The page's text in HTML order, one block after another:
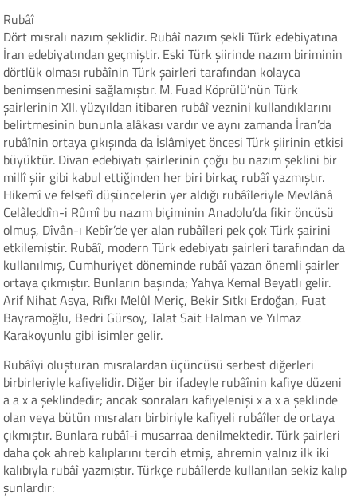
Rubâî
Dört mısralı nazım şeklidir. Rubâî nazım şekli Türk edebiyatına
İran edebiyatından geçmiştir. Eski Türk şiirinde nazım biriminin
dörtlük olması rubâînin Türk şairleri tarafından kolayca
benimsenmesini sağlamıştır. M. Fuad Köprülü’nün Türk
şairlerinin XII. yüzyıldan itibaren rubâî veznini kullandıklarını
belirtmesinin bununla alâkası vardır ve aynı zamanda İran’da
rubâînin ortaya çıkışında da İslâmiyet öncesi Türk şiirinin etkisi
büyüktür. Divan edebiyatı şairlerinin çoğu bu nazım şeklini bir
millî şiir gibi kabul ettiğinden her biri birkaç rubâî yazmıştır.
Hikemî ve felsefî düşüncelerin yer aldığı rubâîleriyle Mevlânâ
Celâleddîn-i Rûmî bu nazım biçiminin Anadolu’da fikir öncüsü
olmuş, Dîvân-ı Kebîr’de yer alan rubâîleri pek çok Türk şairini
etkilemiştir. Rubâî, modern Türk edebiyatı şairleri tarafından da
kullanılmış, Cumhuriyet döneminde rubâî yazan önemli şairler
ortaya çıkmıştır. Bunların başında; Yahya Kemal Beyatlı gelir.
Arif Nihat Asya, Rıfkı Melûl Meriç, Bekir Sıtkı Erdoğan, Fuat
Bayramoğlu, Bedri Gürsoy, Talat Sait Halman ve Yılmaz
Karakoyunlu gibi isimler gelir.
Rubâîyi oluşturan mısralardan üçüncüsü serbest diğerleri
birbirleriyle kafiyelidir. Diğer bir ifadeyle rubâînin kafiye düzeni
a a x a şeklindedir; ancak sonraları kafiyelenişi x a x a şeklinde
olan veya bütün mısraları birbiriyle kafiyeli rubâîler de ortaya
çıkmıştır. Bunlara rubâî-i musarraa denilmektedir. Türk şairleri
daha çok ahreb kalıplarını tercih etmiş, ahremin yalnız ilk iki
kalıbıyla rubâî yazmıştır. Türkçe rubâîlerde kullanılan sekiz kalıp
şunlardır: